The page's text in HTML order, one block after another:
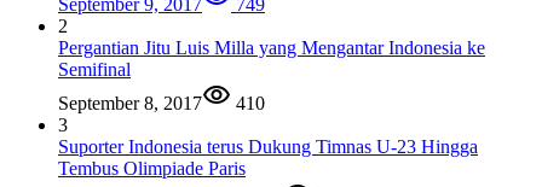
September 9, 2017
749
2
Pergantian Jitu Luis Milla yang Mengantar Indonesia ke
Semifinal
September 8, 2017
410
3
Suporter Indonesia terus Dukung Timnas U-23 Hingga
Tembus Olimpiade Paris